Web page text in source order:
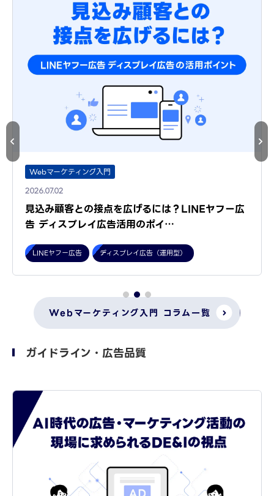
Webマーケティング入門
2026.07.02
見込み顧客との接点を広げるには？LINEヤフー広
告 ディスプレイ広告活用のポイ…
LINEヤフー広告 ディスプレイ広告（運用型）
Webマーケティング入門 コラム一覧
ガイドライン・広告品質